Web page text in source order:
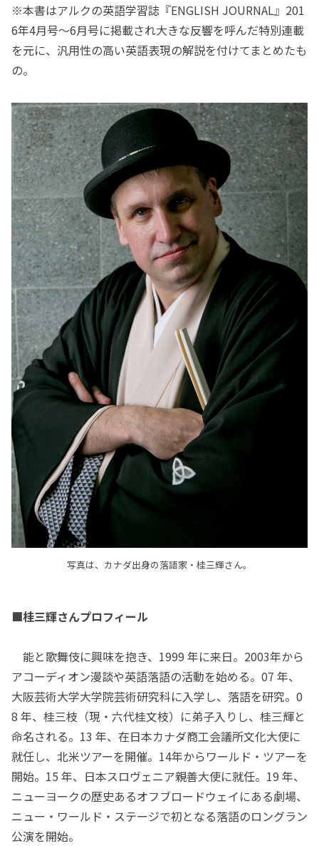
※本書はアルクの英語学習誌『ENGLISH JOURNAL』201
6年4月号～6月号に掲載され大きな反響を呼んだ特別連載
を元に、汎用性の高い英語表現の解説を付けてまとめたも
の。
写真は、カナダ出身の落語家・桂三輝さん。
■桂三輝さんプロフィール
能と歌舞伎に興味を抱き、1999 年に来日。2003年から
アコーディオン漫談や英語落語の活動を始める。07 年、
大阪芸術大学大学院芸術研究科に入学し、落語を研究。0
8 年、桂三枝（現・六代桂文枝）に弟子入りし、桂三輝と
命名される。13 年、在日本カナダ商工会議所文化大使に
就任し、北米ツアーを開催。14年からワールド・ツアーを
開始。15 年、日本スロヴェニア親善大使に就任。19 年、
ニューヨークの歴史あるオフブロードウェイにある劇場、
ニュー・ワールド・ステージで初となる落語のロングラン
公演を開始。